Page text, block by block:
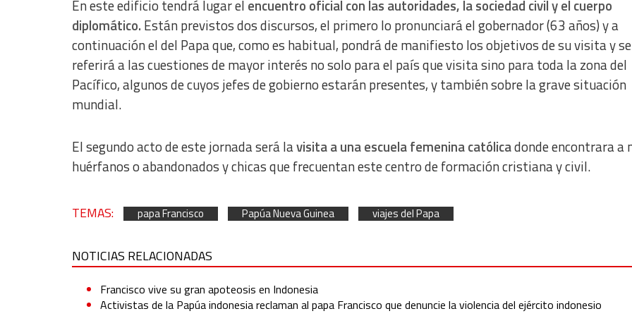
En este edificio tendrá lugar el encuentro oficial con las autoridades, la sociedad civil y el cuerpo
diplomático. Están previstos dos discursos, el primero lo pronunciará el gobernador (63 años) y a
continuación el del Papa que, como es habitual, pondrá de manifiesto los objetivos de su visita y se
referirá a las cuestiones de mayor interés no solo para el país que visita sino para toda la zona del
Pacífico, algunos de cuyos jefes de gobierno estarán presentes, y también sobre la grave situación
mundial.
El segundo acto de este jornada será lavisita a una escuela femenina católicadonde encontrara a
huérfanos o abandonados y chicas que frecuentan este centro de formación cristiana y civil.
TEMAS: papa Francisco Papúa Nueva Guinea viajes del Papa
NOTICIAS RELACIONADAS
Francisco vive su gran apoteosis en Indonesia
Activistas de la Papúa indonesia reclaman al papa Francisco que denuncie la violencia del ejército indonesio